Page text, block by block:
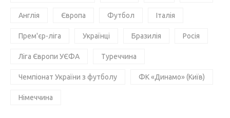
Англія Європа Футбол Італія
Прем'єр-ліга Українці Бразилія Росія
Ліга Європи УЄФА Туреччина
Чемпіонат України з футболу ФК «Динамо» (Київ)
Німеччина